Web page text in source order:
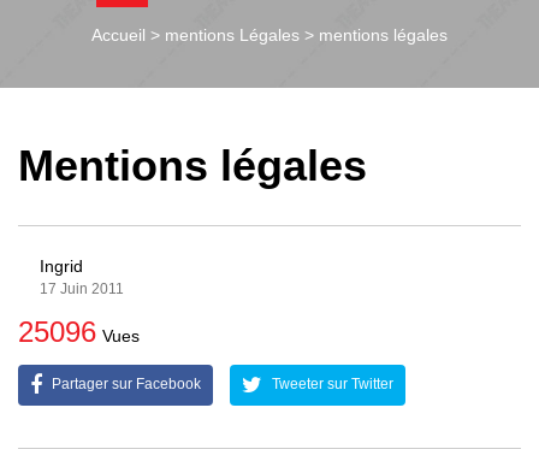
Accueil > mentions Légales > mentions légales
Mentions légales
Ingrid
17 Juin 2011
25096 Vues
Partager sur Facebook Tweeter sur Twitter